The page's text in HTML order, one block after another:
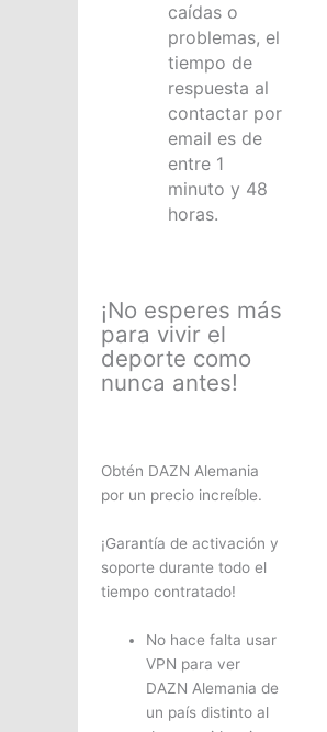
caídas o
problemas, el
tiempo de
respuesta al
contactar por
email es de
entre 1
minuto y 48
horas.
¡No esperes más
para vivir el
deporte como
nunca antes!
Obtén DAZN Alemania
por un precio increíble.
¡Garantía de activación y
soporte durante todo el
tiempo contratado!
No hace falta usar
VPN para ver
DAZN Alemania de
un país distinto al